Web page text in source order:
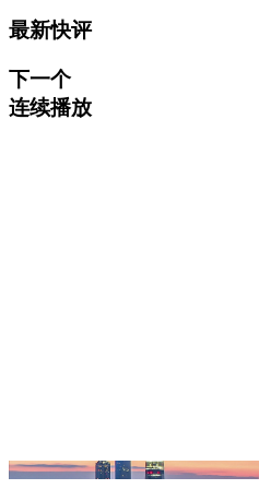
最新快评
下一个
连续播放